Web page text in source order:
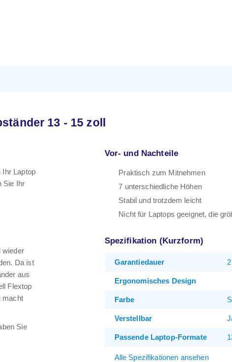
13 - 15 zoll
Ihr Laptop
Sie Ihr
wieder
Da ist
aus
Flextop
macht
Sie
Vor- und Nachteile
Praktisch zum Mitnehmen
7 unterschiedliche Höhen
Stabil und trotzdem leicht
Nicht für Laptops geeignet, die
Spezifikation (Kurzform)
Garantiedauer
Ergonomisches Design
Farbe
Verstellbar
Passende Laptop-Formate
Alle Spezifikationen ansehen